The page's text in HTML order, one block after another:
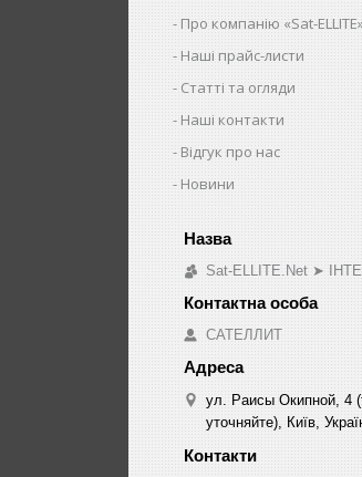
Про компанію «Sat-
Наші прайс-листи
Статті та огляди
Наші контакти
Відгук про нас
Новини
Sat-ELLITE.Net ➤
САТЕЛЛИТ
ул. Раисы Окипной, 4
уточняйте), Київ,